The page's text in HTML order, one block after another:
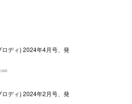
ロディ) 2024年4月号、発
ロディ) 2024年2月号、発